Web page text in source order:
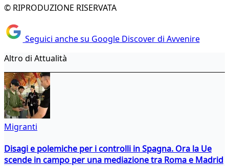
© RIPRODUZIONE RISERVATA
Seguici anche su Google Discover di Avvenire
Altro di Attualità
Migranti
Disagi e polemiche per i controlli in Spagna. Ora la Ue
scende in campo per una mediazione tra Roma e Madrid